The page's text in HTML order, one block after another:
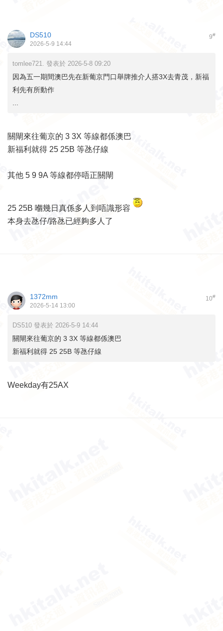
9#
DS510
2026-5-9 14:44
tomlee721. 發表於 2026-5-8 09:20
因為五一期間澳巴先在新葡京門口舉牌推介人搭3X去青茂，新福
利先有所動作
關閘來往葡京的 3 3X 等線都係澳巴
新福利就得 25 25B 等氹仔線
其他 5 9 9A 等線都停唔正關閘
25 25B 嗰幾日真係多人到唔識形容
本身去氹仔/路氹已經夠多人了
10#
1372mm
2026-5-14 13:00
DS510 發表於 2026-5-9 14:44
關閘來往葡京的 3 3X 等線都係澳巴
新福利就得 25 25B 等氹仔線
Weekday有25AX